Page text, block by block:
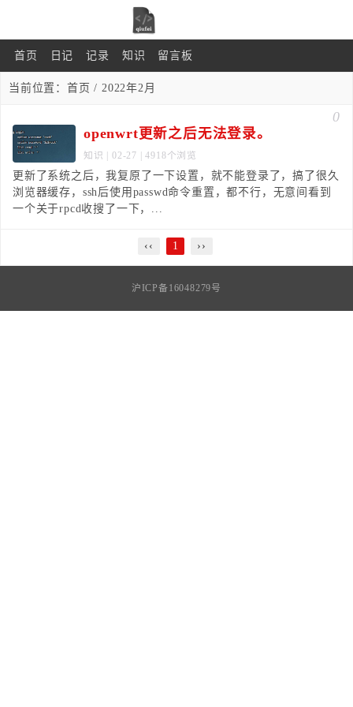
首页 日记 记录 知识 留言板
当前位置： 首页 / 2022年2月
0
openwrt更新之后无法登录。
知识 | 02-27 | 4918个浏览
更新了系统之后，我复原了一下设置，就不能登录了，搞了很久
浏览器缓存，ssh后使用passwd命令重置，都不行，无意间看到
一个关于rpcd收搜了一下，...
‹‹ 1 ››
沪ICP备16048279号